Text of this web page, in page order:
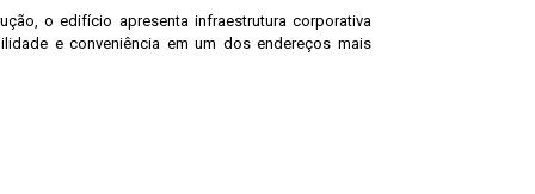
o edifício apresenta infraestrutura corporativa
e conveniência em um dos endereços mais